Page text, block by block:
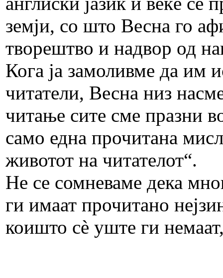
земји, со што Весна го
творештво и надвор од
Кога ја замоливме да им
читатели, Весна низ
читање сите сме празни
само една прочитана
животот на читателот“.
Не се сомневаме дека
ги имаат прочитано
коишто сѐ уште ги